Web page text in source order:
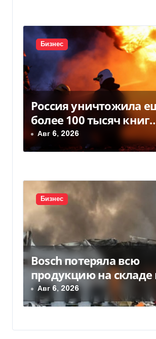
и
с
я
м
Бизнес
Россия уничтожила
более 100 тысяч книг
BookChef: что
Авг 6, 2026
Бизнес
Bosch потеряла всю
продукцию на складе
российской атаки
Авг 6, 2026